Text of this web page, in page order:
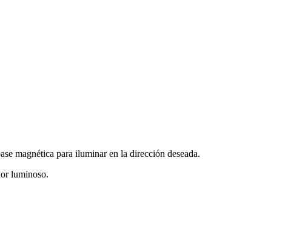
magnética para iluminar en la dirección deseada.
luminoso.